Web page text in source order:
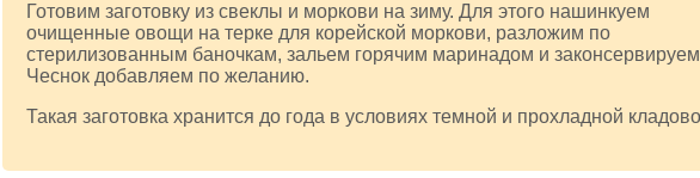
Готовим заготовку из свеклы и моркови на зиму. Для этого нашинкуем
очищенные овощи на терке для корейской моркови, разложим по
стерилизованным баночкам, зальем горячим маринадом и
Чеснок добавляем по желанию.
Такая заготовка хранится до года в условиях темной и прохладной